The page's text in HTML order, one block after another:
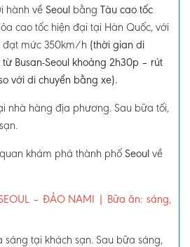
hành về Seoul bằng Tàu cao tốc
cao tốc hiện đại tại Hàn Quốc, với
đạt mức 350km/h (thời gian di
Busan-Seoul khoảng 2h30p – rút
với di chuyển bằng xe).
nhà hàng địa phương. Sau bữa tối,
khám phá thành phố Seoul về
– ĐẢO NAMI | Bữa ăn: sáng,
tại khách sạn. Sau bữa sáng,